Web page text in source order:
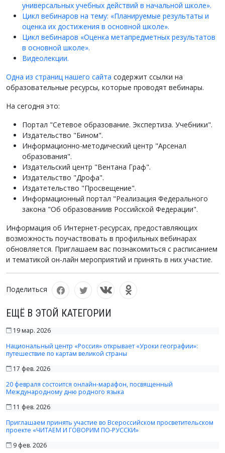
ЕЩЁ В ЭТОЙ КАТЕГОРИИ
19 мар. 2026
Национальный центр «Россия» открывает «Уроки географии»:
путешествие по картам великой страны
17 фев. 2026
20 февраля состоится онлайн-марафон, посвященный
Международному дню родного языка
11 фев. 2026
Приглашаем принять участие во Всероссийском просветительском
проекте «ЧИТАЕМ И ГОВОРИМ ПО-РУССКИ»
9 фев. 2026
универсальных учебных действий в начальной школе».
Цикл вебинаров на тему: «Планируемые результаты и
оценка их достижения в основной школе».
Цикл вебинаров «Оценка метапредметных результатов
в основной школе».
Видеолекции.
Одна из страниц нашего сайта содержит ссылки на
образовательные ресурсы, которые проводят вебинары.
На сегодня это:
Портал "Сетевое образование. Экспертиза. Учебники".
Издательство "Бином".
Информационно-методический центр "Арсенал
образования".
Издательский центр "Вентана Граф".
Издательство "Дрофа".
Издатетельство "Просвещение".
Информационный портал "Реализация Федерального
закона "Об образованиив Российской Федерации".
Информация об Интернет-ресурсах, предоставляющих
возможность поучаствовать в профильных вебинарах
обновляется. Приглашаем вас познакомиться с расписанием
и тематикой он-лайн мероприятий и принять в них участие.
Поделиться